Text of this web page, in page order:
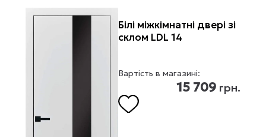
Білі міжкімнатні двері зі
склом LDL 14
Вартість в магазині:
15 709 грн.